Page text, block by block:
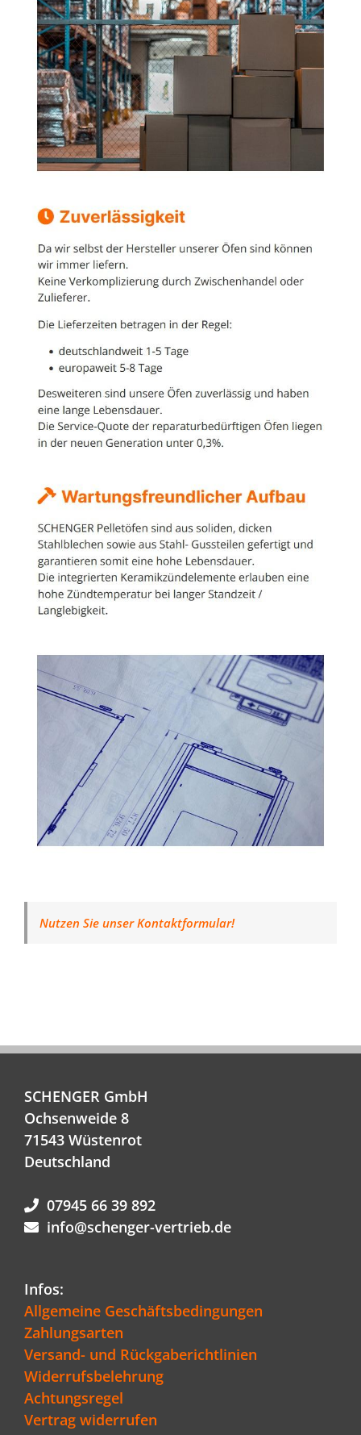
Nutzen Sie unser Kontaktformular!
SCHENGER GmbH
Ochsenweide 8
71543 Wüstenrot
Deutschland
07945 66 39 892
info@schenger-vertrieb.de
Infos:
Allgemeine Geschäftsbedingungen
Zahlungsarten
Versand- und Rückgaberichtlinien
Widerrufsbelehrung
Achtungsregel
Vertrag widerrufen